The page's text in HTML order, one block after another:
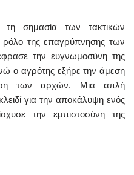
τη σημασία των τακτικών
ρόλο της επαγρύπνησης των
την ευγνωμοσύνη της
ο αγρότης εξήρε την άμεση
των αρχών. Μια απλή
για την αποκάλυψη ενός
την εμπιστοσύνη της